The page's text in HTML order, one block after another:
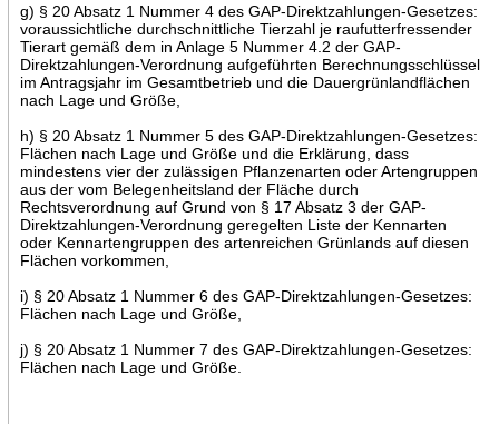
g) § 20 Absatz 1 Nummer 4 des GAP-Direktzahlungen-Gesetzes:
voraussichtliche durchschnittliche Tierzahl je raufutterfressender
Tierart gemäß dem in Anlage 5 Nummer 4.2 der GAP-
Direktzahlungen-Verordnung aufgeführten Berechnungsschlüssel
im Antragsjahr im Gesamtbetrieb und die Dauergrünlandflächen
nach Lage und Größe,
h) § 20 Absatz 1 Nummer 5 des GAP-Direktzahlungen-Gesetzes:
Flächen nach Lage und Größe und die Erklärung, dass
mindestens vier der zulässigen Pflanzenarten oder Artengruppen
aus der vom Belegenheitsland der Fläche durch
Rechtsverordnung auf Grund von § 17 Absatz 3 der GAP-
Direktzahlungen-Verordnung geregelten Liste der Kennarten
oder Kennartengruppen des artenreichen Grünlands auf diesen
Flächen vorkommen,
i) § 20 Absatz 1 Nummer 6 des GAP-Direktzahlungen-Gesetzes:
Flächen nach Lage und Größe,
j) § 20 Absatz 1 Nummer 7 des GAP-Direktzahlungen-Gesetzes:
Flächen nach Lage und Größe.